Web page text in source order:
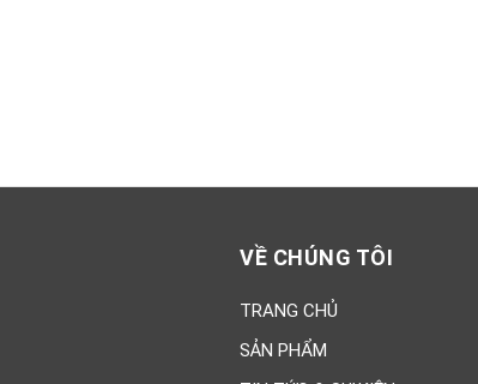
VỀ CHÚNG TÔI
TRANG CHỦ
SẢN PHẨM